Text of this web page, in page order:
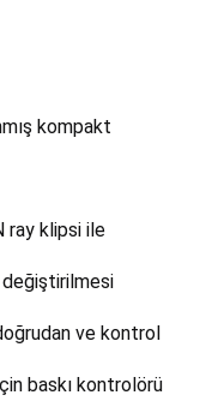
kompakt
ray klipsi ile
değiştirilmesi
ve kontrol
baskı kontrolörü